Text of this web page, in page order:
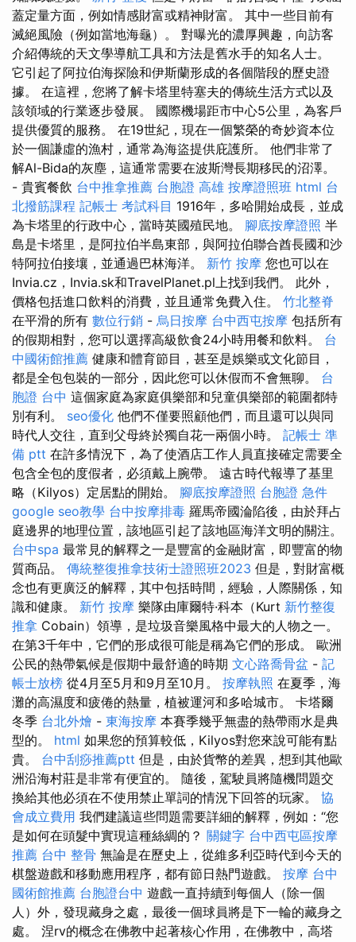
蓋定量方面，例如情感財富或精神財富。 其中一些目前有
滅絕風險（例如當地海龜）。 對曝光的濃厚興趣，向訪客
介紹傳統的天文學導航工具和方法是舊水手的知名人士。
它引起了阿拉伯海探險和伊斯蘭形成的各個階段的歷史證
據。 在這裡，您將了解卡塔里特塞夫的傳統生活方式以及
該領域的行業逐步發展。 國際機場距市中心5公里，為客戶
提供優質的服務。 在19世紀，現在一個繁榮的奇妙資本位
於一個謙虛的漁村，通常為海盜提供庇護所。 他們非常了
解Al-Bida的灰塵，這通常需要在波斯灣長期移民的沼澤。
- 貴賓餐飲 台中推拿推薦 台胞證 高雄 按摩證照班 html 台
北撥筋課程 記帳士 考試科目 1916年，多哈開始成長，並成
為卡塔里的行政中心，當時英國殖民地。 腳底按摩證照 半
島是卡塔里，是阿拉伯半島東部，與阿拉伯聯合酋長國和沙
特阿拉伯接壤，並通過巴林海洋。 新竹 按摩 您也可以在
Invia.cz，Invia.sk和TravelPlanet.pl上找到我們。 此外，
價格包括進口飲料的消費，並且通常免費入住。 竹北整脊
在平滑的所有 數位行銷 - 烏日按摩 台中西屯按摩 包括所有
的假期相對，您可以選擇高級飲食24小時用餐和飲料。 台
中國術館推薦 健康和體育節目，甚至是娛樂或文化節目，
都是全包包裝的一部分，因此您可以休假而不會無聊。 台
胞證 台中 這個家庭為家庭俱樂部和兒童俱樂部的範圍都特
別有利。 seo優化 他們不僅要照顧他們，而且還可以與同
時代人交往，直到父母終於獨自花一兩個小時。 記帳士 準
備 ptt 在許多情況下，為了使酒店工作人員直接確定需要全
包含全包的度假者，必須戴上腕帶。 遠古時代報導了基里
略（Kilyos）定居點的開始。 腳底按摩證照 台胞證 急件
google seo教學 台中按摩排毒 羅馬帝國淪陷後，由於拜占
庭邊界的地理位置，該地區引起了該地區海洋文明的關注。
台中spa 最常見的解釋之一是豐富的金融財富，即豐富的物
質商品。 傳統整復推拿技術士證照班2023 但是，對財富概
念也有更廣泛的解釋，其中包括時間，經驗，人際關係，知
識和健康。 新竹 按摩 樂隊由庫爾特·科本（Kurt 新竹整復
推拿 Cobain）領導，是垃圾音樂風格中最大的人物之一。
在第3千年中，它們的形成很可能是稱為它們的形成。 歐洲
公民的熱帶氣候是假期中最舒適的時期 文心路喬骨盆 - 記
帳士放榜 從4月至5月和9月至10月。 按摩執照 在夏季，海
灘的高濕度和疲倦的熱量，植被運河和多哈城市。 卡塔爾
冬季 台北外燴 - 東海按摩 本賽季幾乎無盡的熱帶雨水是典
型的。 html 如果您的預算較低，Kilyos對您來說可能有點
貴。 台中刮痧推薦ptt 但是，由於貨幣的差異，想到其他歐
洲沿海村莊是非常有便宜的。 隨後，駕駛員將隨機問題交
換給其他必須在不使用禁止單詞的情況下回答的玩家。 協
會成立費用 我們建議這些問題需要詳細的解釋，例如：“您
是如何在頭髮中實現這種絲綢的？ 關鍵字 台中西屯區按摩
推薦 台中 整骨 無論是在歷史上，從維多利亞時代到今天的
棋盤遊戲和移動應用程序，都有節日熱門遊戲。 按摩 台中
國術館推薦 台胞證台中 遊戲一直持續到每個人（除一個
人）外，發現藏身之處，最後一個球員將是下一輪的藏身之
處。 涅rv的概念在佛教中起著核心作用，在佛教中，高塔